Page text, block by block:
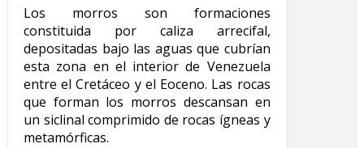
Los morros son formaciones
constituida por caliza arrecifal,
depositadas bajo las aguas que cubrían
esta zona en el interior de Venezuela
entre el Cretáceo y el Eoceno. Las rocas
que forman los morros descansan en
un siclinal comprimido de rocas ígneas y
metamórficas.